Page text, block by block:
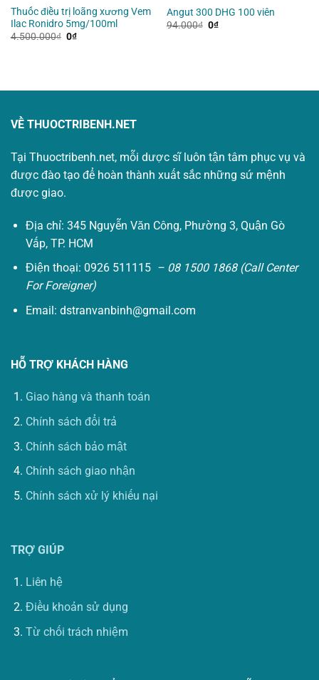
Thuốc điều trị loãng xương Vem
Ilac Ronidro 5mg/100ml
4.500.000₫ Giá
0₫Giá
Angut 300 DHG 100 viên
94.000₫ Giá
0₫Giá
VỀ THUOCTRIBENH.NET
Tại Thuoctribenh.net, mỗi dược sĩ luôn tận tâm phục vụ và
được đào tạo để hoàn thành xuất sắc những sứ mệnh
được giao.
Địa chỉ: 345 Nguyễn Văn Công, Phường 3, Quận Gò
Vấp, TP. HCM
Điện thoại: 0926 511115 – 08 1500 1868 (Call Center
For Foreigner)
Email: dstranvanbinh@gmail.com
HỖ TRỢ KHÁCH HÀNG
Giao hàng và thanh toán
Chính sách đổi trả
Chính sách bảo mật
Chính sách giao nhận
Chính sách xử lý khiếu nại
TRỢ GIÚP
Liên hệ
Điều khoản sử dụng
Từ chối trách nhiệm